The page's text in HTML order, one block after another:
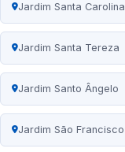
Jardim Santa Carolina
Jardim Santa Tereza
Jardim Santo Ângelo
Jardim São Francisco